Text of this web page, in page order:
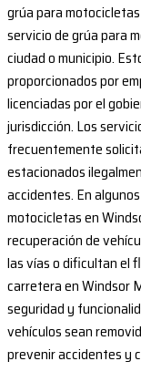
grúa para
servicio de grúa para
ciudad o municipio.
proporcionados por
licenciadas por el
jurisdicción. Los
frecuentemente
estacionados
accidentes. En
motocicletas en
recuperación de
las vías o dificultan el
carretera en Windsor
seguridad y
vehículos sean
prevenir accidentes y